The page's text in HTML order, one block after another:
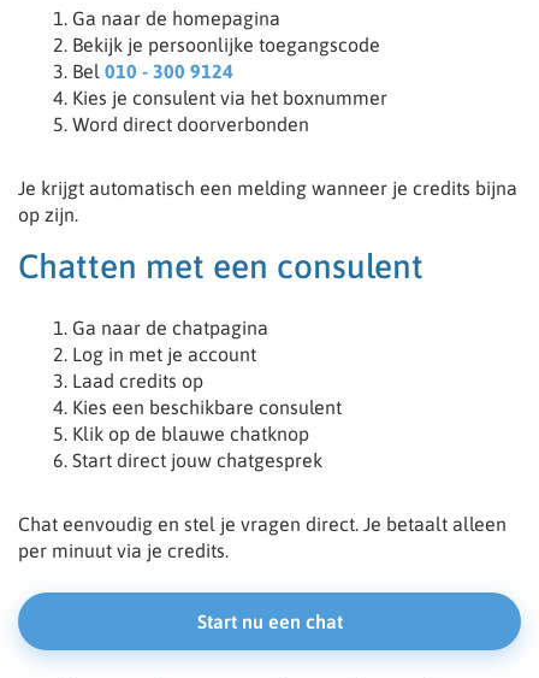
Ga naar de homepagina
Bekijk je persoonlijke toegangscode
Bel 010 - 300 9124
Kies je consulent via het boxnummer
Word direct doorverbonden
Je krijgt automatisch een melding wanneer je credits bijna
op zijn.
Chatten met een consulent
Ga naar de chatpagina
Log in met je account
Laad credits op
Kies een beschikbare consulent
Klik op de blauwe chatknop
Start direct jouw chatgesprek
Chat eenvoudig en stel je vragen direct. Je betaalt alleen
per minuut via je credits.
Start nu een chat